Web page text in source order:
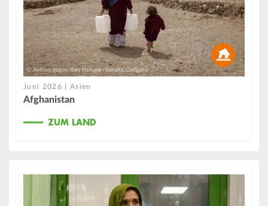
© Aktion gegen den Hunger/Sandra Calligaro
Juni 2026 | Asien
Afghanistan
ZUM LAND